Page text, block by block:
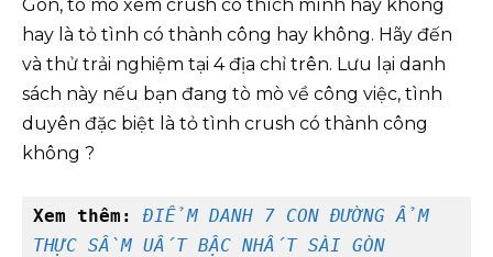
Gòn, tò mò xem crush có thích mình hay không
hay là tỏ tình có thành công hay không. Hãy đến
và thử trải nghiệm tại 4 địa chỉ trên. Lưu lại danh
sách này nếu bạn đang tò mò về công việc, tình
duyên đặc biệt là tỏ tình crush có thành công
không ?
Xem thêm: ĐIỂM DANH 7 CON ĐƯỜNG ẨM
THỰC SẦM UẤT BẬC NHẤT SÀI GÒN